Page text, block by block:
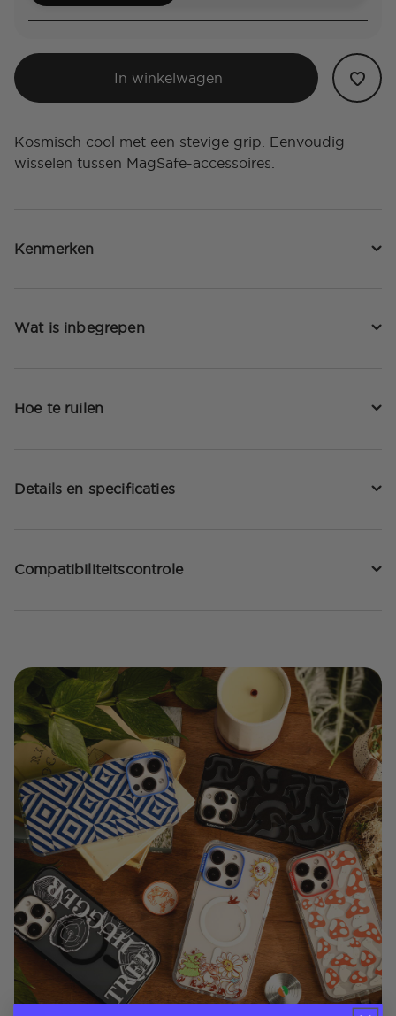
In winkelwagen
Kosmisch cool met een stevige grip. Eenvoudig
wisselen tussen MagSafe-accessoires.
Kenmerken
Wat is inbegrepen
Hoe te ruilen
Details en specificaties
Compatibiliteitscontrole